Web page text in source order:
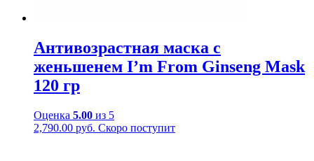
Антивозрастная маска с
женьшенем I’m From Ginseng Mask
120 гр
Оценка 5.00 из 5
2,790.00 руб. Скоро поступит